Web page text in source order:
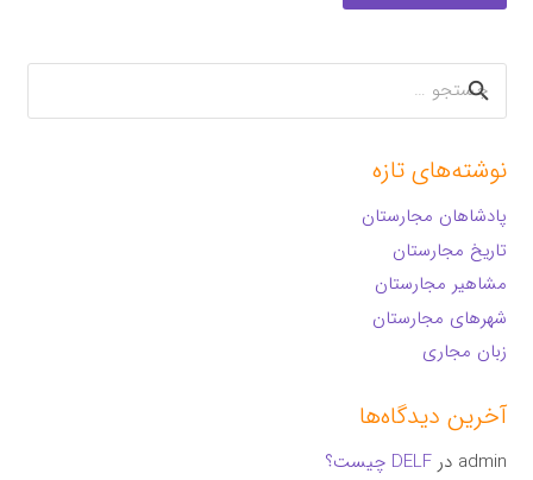
جستجو
برای:
نوشته‌های تازه
پادشاهان مجارستان
تاریخ مجارستان
مشاهیر مجارستان
شهرهای مجارستان
زبان مجاری
آخرین دیدگاه‌ها
admin درDELF چیست؟